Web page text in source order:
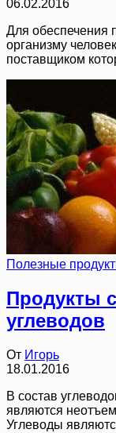
06.02.2016
Для обеспечения
организму
поставщиком
Полезные
Продукты
углеводов
От Игорь
18.01.2016
В состав
являются
Углеводы